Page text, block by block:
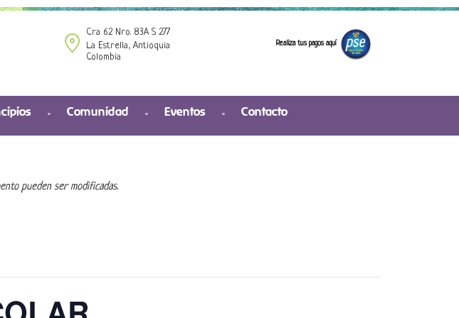
Cra 62 Nro. 83A S 277
La Estrella, Antioquia
Colombia
Realiza tus pagos aquí
Comunidad Eventos Contacto
pueden ser modificadas.